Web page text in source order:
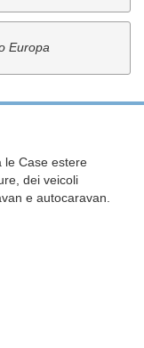
Europa
le Case estere
dei veicoli
e autocaravan.